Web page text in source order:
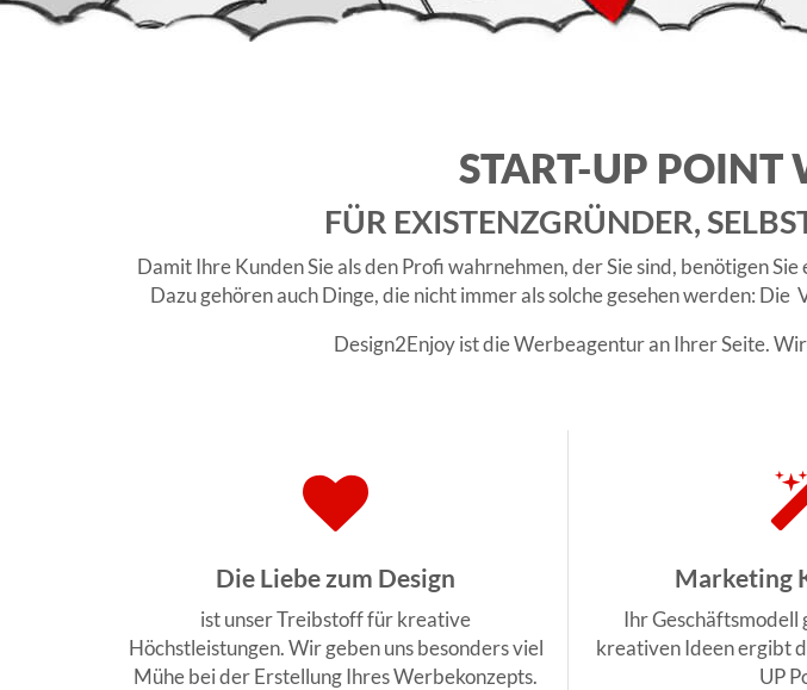
START-UP POINT
FÜR EXISTENZGRÜNDER,
Damit Ihre Kunden Sie als den Profi wahrnehmen, der Sie sind, benötigen
Dazu gehören auch Dinge, die nicht immer als solche gesehen werden:
Design2Enjoy ist die Werbeagentur an Ihrer Seite.
Die Liebe zum Design
ist unser Treibstoff für kreative
Höchstleistungen. Wir geben uns besonders viel
Mühe bei der Erstellung Ihres Werbekonzepts.
Marketing
Ihr Geschäftsmodell
kreativen Ideen ergibt
UP